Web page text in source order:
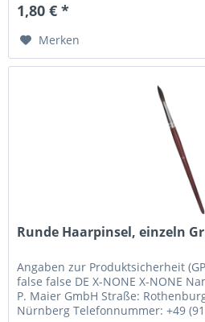
1,80 € *
Merken
Runde Haarpinsel, einzeln
Angaben zur Produktsicherheit
false false DE X-NONE X-NONE
P. Maier GmbH Straße:
Nürnberg Telefonnummer: +49